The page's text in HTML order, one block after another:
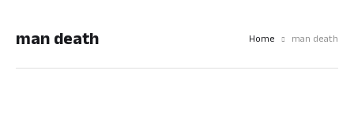
man death Home man death